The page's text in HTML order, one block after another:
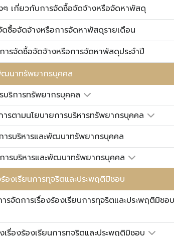
ๆ เกี่ยวกับการจัดซื้อจัดจ้างหรือจัดหาพัสดุ
ดซื้อจัดจ้างหรือการจัดหาพัสดุรายเดือน
ารจัดซื้อจัดจ้างหรือการจัดหาพัสดุประจำปี
ฒนาทรัพยากรบุคคล
บริการทรัพยากรบุคคล
ารตามนโยบายการบริหารทรัพยากรบุคคล
รบริหารและพัฒนาทรัพยากรบุคคล
ารบริหารและพัฒนาทรัพยากรบุคคล
องเรียนการทุจริตและประพฤติมิชอบ
จัดการเรื่องร้องเรียนการทุจริตและประพฤติมิชอบ
รื่องร้องเรียนการทุจริตและประพฤติมิชอบ